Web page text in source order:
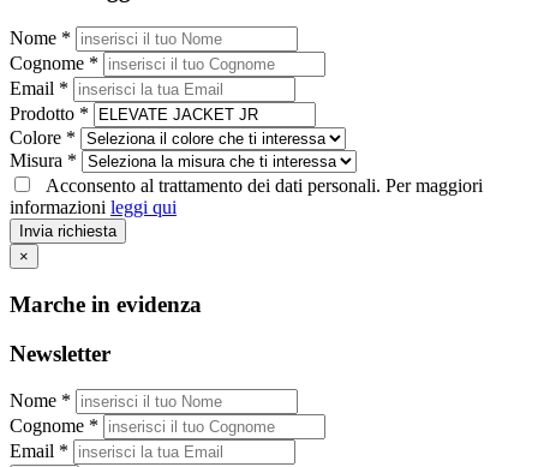
Nome *
Cognome *
Email *
Prodotto *
Colore *
Misura *
Acconsento al trattamento dei dati personali. Per maggiori
informazioni leggi qui
Invia richiesta
×
Marche in evidenza
Newsletter
Nome *
Cognome *
Email *